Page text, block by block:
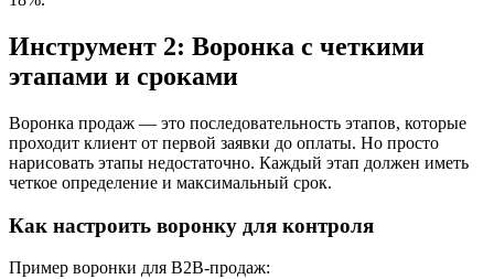
Инструмент 2: Воронка с четкими
этапами и сроками
Воронка продаж — это последовательность этапов, которые
проходит клиент от первой заявки до оплаты. Но просто
нарисовать этапы недостаточно. Каждый этап должен иметь
четкое определение и максимальный срок.
Как настроить воронку для контроля
Пример воронки для B2B-продаж: